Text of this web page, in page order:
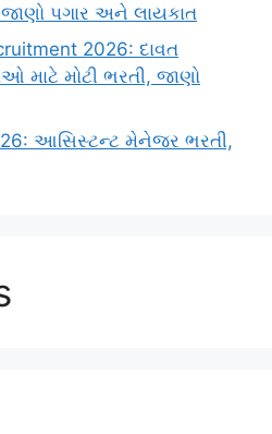
પગાર અને લાયકાત
2026: દાવત
માટે મોટી ભરતી, જાણો
આસિસ્ટન્ટ મેનેજર ભરતી,